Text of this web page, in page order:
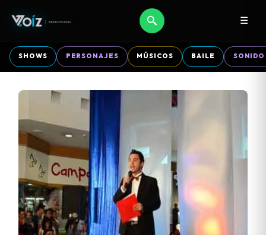
☰
SHOWS PERSONAJES MÚSICOS BAILE SONIDO